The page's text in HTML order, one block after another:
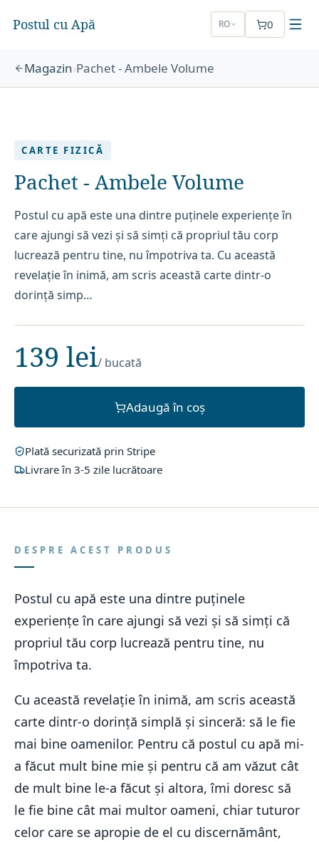
Postul cu Apă RO 0
Magazin›Pachet - Ambele Volume
CARTE FIZICĂ
Pachet - Ambele Volume
Postul cu apă este una dintre puținele experiențe în
care ajungi să vezi și să simți că propriul tău corp
lucrează pentru tine, nu împotriva ta. Cu această
revelație în inimă, am scris această carte dintr-o
dorință simp…
139 lei/ bucată
Adaugă în coș
Plată securizată prin Stripe
Livrare în 3-5 zile lucrătoare
DESPRE ACEST PRODUS
Postul cu apă este una dintre puținele
experiențe în care ajungi să vezi și să simți că
propriul tău corp lucrează pentru tine, nu
împotriva ta.
Cu această revelație în inimă, am scris această
carte dintr-o dorință simplă și sinceră: să le fie
mai bine oamenilor. Pentru că postul cu apă mi-
a făcut mult bine mie și pentru că am văzut cât
de mult bine le-a făcut și altora, îmi doresc să
le fie bine cât mai multor oameni, chiar tuturor
celor care se apropie de el cu discernământ,